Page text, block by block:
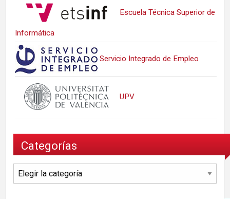
Escuela Técnica Superior de
Informática
Servicio Integrado de Empleo
UPV
Categorías
Categorías